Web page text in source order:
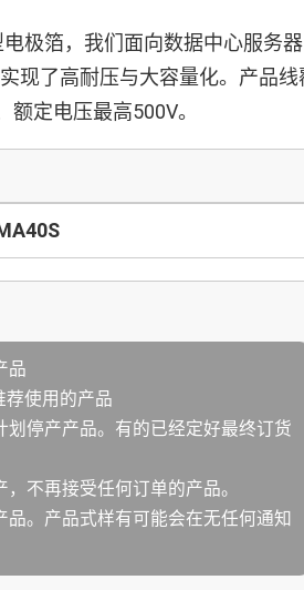
极箔，我们面向数据中心服务
现了高耐压与大容量化。产品线
定电压最高500V。
品
荐使用的产品
划停产产品。有的已经定好最终订货
不再接受任何订单的产品。
品。产品式样有可能会在无任何通知